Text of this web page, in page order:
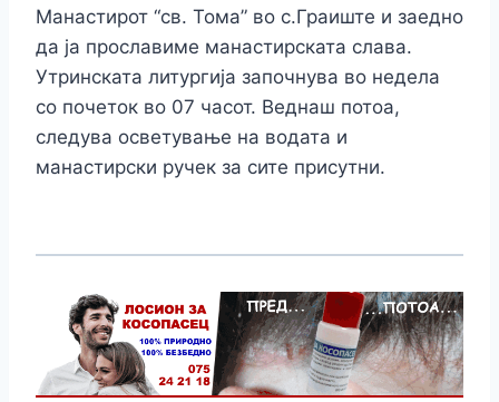
Манастирот “св. Тома” во с.Граиште и заедно
да ја прославиме манастирската слава.
Утринската литургија започнува во недела
со почеток во 07 часот. Веднаш потоа,
следува осветување на водата и
манастирски ручек за сите присутни.